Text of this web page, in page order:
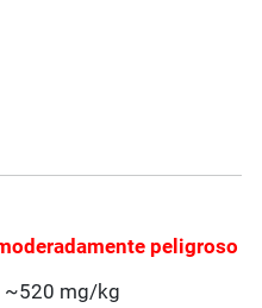
peligroso
~520 mg/kg